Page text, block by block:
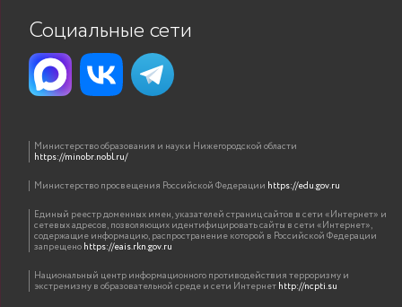
Социальные сети
Министерство образования и науки Нижегородской области
https://minobr.nobl.ru/
Министерство просвещения Российской Федерации https://edu.gov.ru
Единый реестр доменных имен, указателей страниц сайтов в сети «Интернет» и
сетевых адресов, позволяющих идентифицировать сайты в сети «Интернет»,
содержащие информацию, распространение которой в Российской Федерации
запрещеноhttps://eais.rkn.gov.ru
Национальный центр информационного противодействия терроризму и
экстремизму в образовательной среде и сети Интернетhttp://ncpti.su